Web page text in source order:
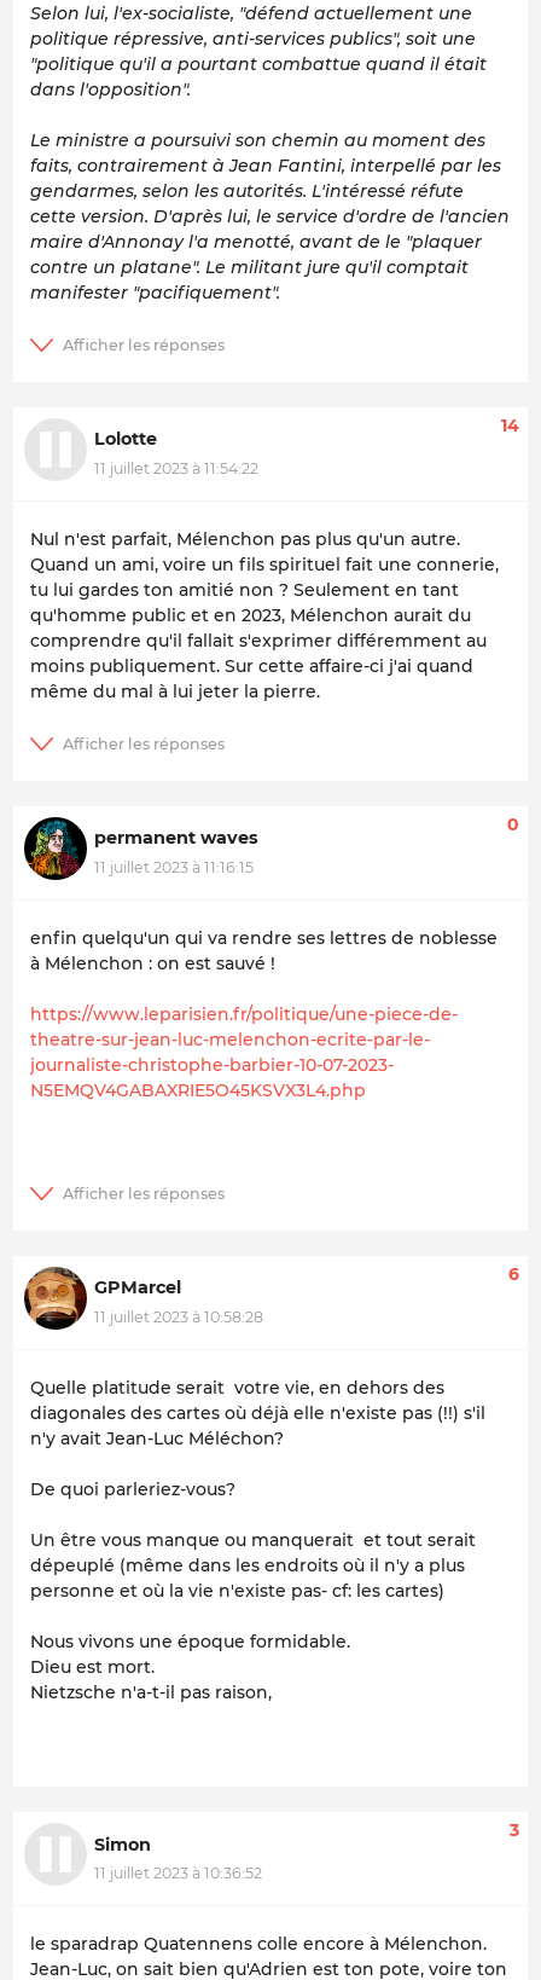
Selon lui, l'ex-socialiste, "défend actuellement une
politique répressive, anti-services publics", soit une
"politique qu'il a pourtant combattue quand il était
dans l'opposition".
Le ministre a poursuivi son chemin au moment des
faits, contrairement à Jean Fantini, interpellé par les
gendarmes, selon les autorités. L'intéressé réfute
cette version. D'après lui, le service d'ordre de l'ancien
maire d'Annonay l'a menotté, avant de le "plaquer
contre un platane". Le militant jure qu'il comptait
manifester "pacifiquement".
Lolotte
11 juillet 2023 à 11:54:22
14
Nul n'est parfait, Mélenchon pas plus qu'un autre.
Quand un ami, voire un fils spirituel fait une connerie,
tu lui gardes ton amitié non ? Seulement en tant
qu'homme public et en 2023, Mélenchon aurait du
comprendre qu'il fallait s'exprimer différemment au
moins publiquement. Sur cette affaire-ci j'ai quand
même du mal à lui jeter la pierre.
permanent waves
11 juillet 2023 à 11:16:15
0
enfin quelqu'un qui va rendre ses lettres de noblesse
à Mélenchon : on est sauvé !
https://www.leparisien.fr/politique/une-piece-de-
theatre-sur-jean-luc-melenchon-ecrite-par-le-
journaliste-christophe-barbier-10-07-2023-
N5EMQV4GABAXRIE5O45KSVX3L4.php
GPMarcel
11 juillet 2023 à 10:58:28
6
Quelle platitude serait votre vie, en dehors des
diagonales des cartes où déjà elle n'existe pas (!!) s'il
n'y avait Jean-Luc Méléchon?
De quoi parleriez-vous?
Un être vous manque ou manquerait et tout serait
dépeuplé (même dans les endroits où il n'y a plus
personne et où la vie n'existe pas- cf: les cartes)
Nous vivons une époque formidable.
Dieu est mort.
Nietzsche n'a-t-il pas raison,
Simon
11 juillet 2023 à 10:36:52
3
le sparadrap Quatennens colle encore à Mélenchon.
Jean-Luc, on sait bien qu'Adrien est ton pote, voire ton